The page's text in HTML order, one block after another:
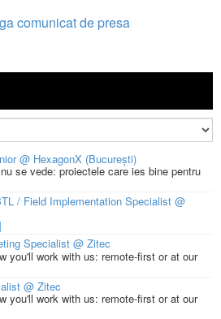
comunicat de presa
@ HexagonX (București)
se vede: proiectele care ies bine pentru
/ Field Implementation Specialist @
Specialist @ Zitec
you'll work with us: remote-first or at our
@ Zitec
you'll work with us: remote-first or at our